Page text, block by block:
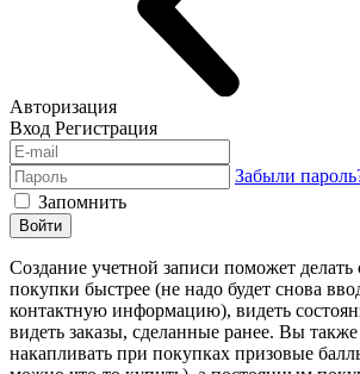
Авторизация
Вход Регистрация
Забыли
Запомнить
Войти
Создание учетной записи поможет
покупки быстрее (не надо будет снова
контактную информацию), видеть
видеть заказы, сделанные ранее. Вы
накапливать при покупках призовые